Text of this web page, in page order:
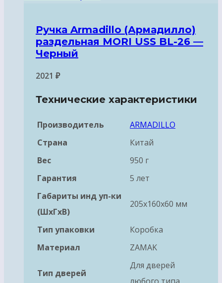
Ручка Armadillo (Армадилло)
раздельная MORI USS BL-26 —
Черный
2021 ₽
Технические характеристики
Производитель
ARMADILLO
Страна
Китай
Вес
950 г
Гарантия
5 лет
Габариты инд уп-ки
(ШхГхВ)
205x160x60 мм
Тип упаковки
Коробка
Материал
ZAMAK
Тип дверей
Для дверей
любого типа